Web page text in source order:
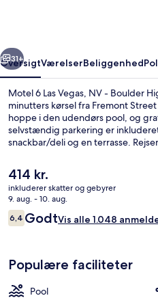
Boulder
Highway
Næste
31+
OversigtVærelserBeliggenhed
Motel 6 Las Vegas, NV - Boulder
minutters kørsel fra Fremont
hoppe i den udendørs pool, og
selvstændig parkering er
snackbar/deli og en terrasse.
Den
nuværende
pris
er
414 kr.
414 kr.
inkluderer skatter og gebyrer
9. aug. - 10. aug.
Anmeldelser
6,46,4 ud af 10.
GodtVis alle 1.048
Populære faciliteter
Pool